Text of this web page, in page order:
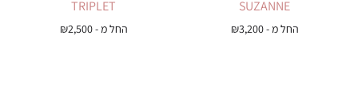
SUZANNE
החל מ - ₪3,200
TRIPLET
החל מ - ₪2,500